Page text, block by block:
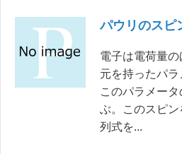
パウリのスピ
電子は電荷量
元を持ったパラ
このパラメー
ぶ。このスピ
列式を...